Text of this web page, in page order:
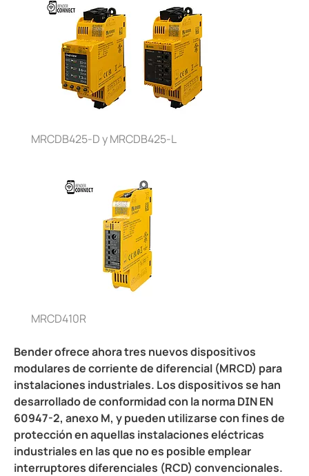
MRCDB425-D y MRCDB425-L
MRCD410R
Bender ofrece ahora tres nuevos dispositivos
modulares de corriente de diferencial (MRCD) para
instalaciones industriales. Los dispositivos se han
desarrollado de conformidad con la norma DIN EN
60947-2, anexo M, y pueden utilizarse con fines de
protección en aquellas instalaciones eléctricas
industriales en las que no es posible emplear
interruptores diferenciales (RCD) convencionales.